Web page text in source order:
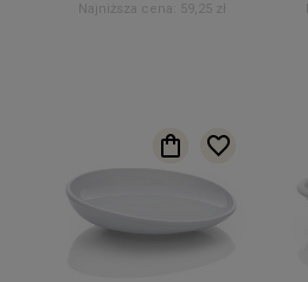
Najniższa cena:
59,25 zł